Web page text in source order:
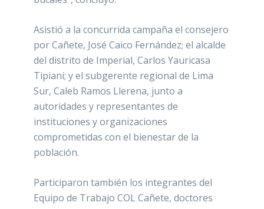
Asistió a la concurrida campaña el consejero
por Cañete, José Caico Fernández; el alcalde
del distrito de Imperial, Carlos Yauricasa
Tipiani; y el subgerente regional de Lima
Sur, Caleb Ramos Llerena, junto a
autoridades y representantes de
instituciones y organizaciones
comprometidas con el bienestar de la
población.
Participaron también los integrantes del
Equipo de Trabajo COL Cañete, doctores